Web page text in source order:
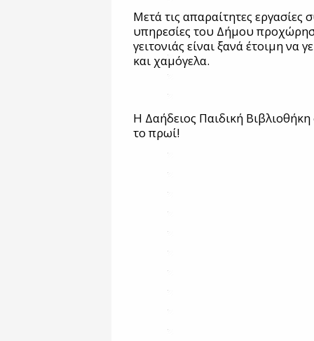
Μετά τις απαραίτητες εργασίες
υπηρεσίες του Δήμου
γειτονιάς είναι ξανά έτοιμη να
και χαμόγελα.
Η Δαήδειος Παιδική
το πρωί!